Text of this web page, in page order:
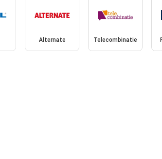
Alternate Telecombinatie